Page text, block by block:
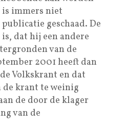
immers niet
geschaad. De
dat hij een andere
van de
2001 heeft dan
Volkskrant en dat
krant te weinig
de door de klager
van de